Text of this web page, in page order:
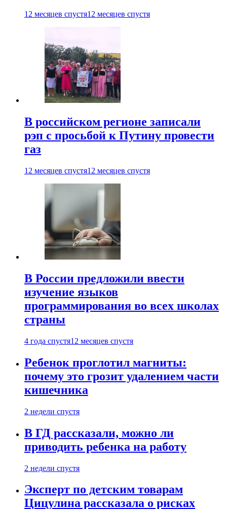
12 месяцев спустя12 месяцев спустя
В российском регионе записали
рэп с просьбой к Путину провести
газ
12 месяцев спустя12 месяцев спустя
В России предложили ввести
изучение языков
программирования во всех школах
страны
4 года спустя12 месяцев спустя
Ребенок проглотил магниты:
почему это грозит удалением части
кишечника
2 недели спустя
В ГД рассказали, можно ли
приводить ребенка на работу
2 недели спустя
Эксперт по детским товарам
Цицулина рассказала о рисках